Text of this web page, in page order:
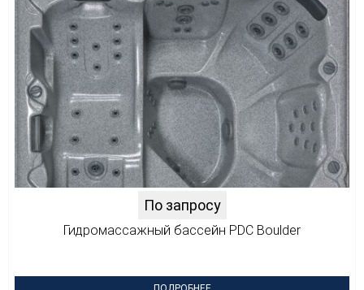
По запросу
Гидромассажный бассейн PDC Boulder